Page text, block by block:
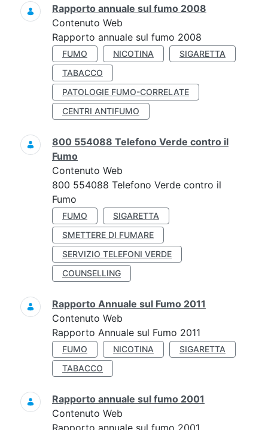
Rapporto annuale sul fumo 2008
Contenuto Web
Rapporto annuale sul fumo 2008
FUMO NICOTINA
SIGARETTA
TABACCO
PATOLOGIE FUMO-CORRELATE
CENTRI ANTIFUMO
800 554088 Telefono Verde contro il
Fumo
Contenuto Web
800 554088 Telefono Verde contro il
Fumo
FUMO
SIGARETTA
SMETTERE DI FUMARE
SERVIZIO TELEFONI VERDE
COUNSELLING
Rapporto Annuale sul Fumo 2011
Contenuto Web
Rapporto Annuale sul Fumo 2011
FUMO NICOTINA
SIGARETTA
TABACCO
Rapporto annuale sul fumo 2001
Contenuto Web
Rapporto annuale sul fumo 2001